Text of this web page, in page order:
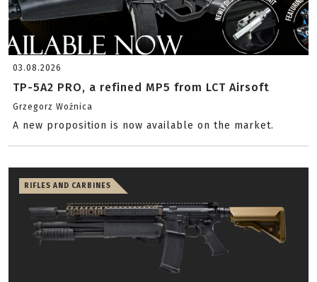
03.08.2026
TP-5A2 PRO, a refined MP5 from LCT Airsoft
Grzegorz Woźnica
A new proposition is now available on the market.
RIFLES AND CARBINES